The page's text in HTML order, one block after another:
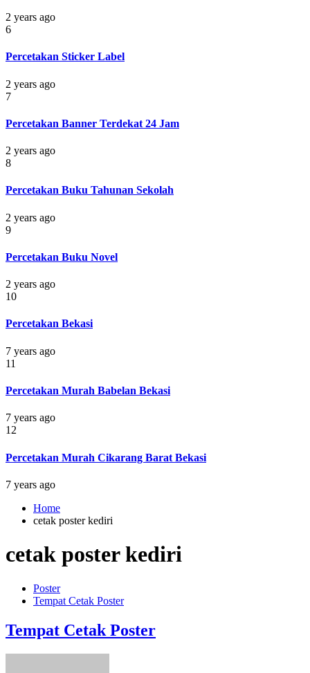
2 years ago
6
Percetakan Sticker Label
2 years ago
7
Percetakan Banner Terdekat 24 Jam
2 years ago
8
Percetakan Buku Tahunan Sekolah
2 years ago
9
Percetakan Buku Novel
2 years ago
10
Percetakan Bekasi
7 years ago
11
Percetakan Murah Babelan Bekasi
7 years ago
12
Percetakan Murah Cikarang Barat Bekasi
7 years ago
Home
cetak poster kediri
cetak poster kediri
Poster
Tempat Cetak Poster
Tempat Cetak Poster